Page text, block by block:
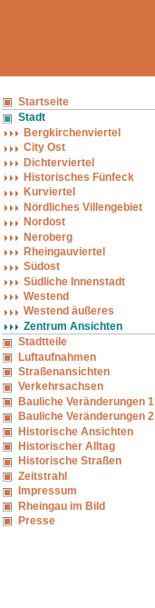
Startseite
Stadt
Bergkirchenviertel
City Ost
Dichterviertel
Historisches Fünfeck
Kurviertel
Nördliches Villengebiet
Nordost
Neroberg
Rheingauviertel
Südost
Südliche Innenstadt
Westend
Westend äußeres
Zentrum Ansichten
Stadtteile
Luftaufnahmen
Straßenansichten
Verkehrsachsen
Bauliche Veränderungen 1
Bauliche Veränderungen 2
Historische Ansichten
Historischer Alltag
Historische Straßen
Zeitstrahl
Impressum
Rheingau im Bild
Presse